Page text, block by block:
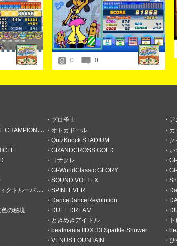
2025.06.17
「シーズンイベント2025 歌スタンプ」開催の
2025.06.04
イラストアイデア募集 開催！今回のテーマは「
2025.05.30
「コナクレ 6月ログインスタンプ」開催のお知
2025.05.20
2025.05.07
「シーズンイベント2025 ヘビスタンプ」開催
2025.04.02
イラストアイデア募集 開催！今回のテーマは
2025.04.01
「コナクレ 4月ログインスタンプ」開催のお知
2025.03.18
「シーズンイベント2025 アオハルスタンプ」
2025.03.05
イラストアイデア募集 開催！今回のテーマは「
2025.02.27
「コナクレ 3月ログインスタンプ」開催のお知
2025.02.18
0 0
プロ雀士
ア
オトカドール
カ
QuizKnock STADIUM
ク
GRANDCROSS GOLD
い
コナクレ
GI-WorldClassic GLORY
SOUND VOLTEX
トルーパーズ SPINFEVER
DanceDanceRevolution
の秘境 DUEL DREAM
ときめきアイドル
beatmania IIDX 33 Sparkle Shower
VENUS FOUNTAIN
ひ